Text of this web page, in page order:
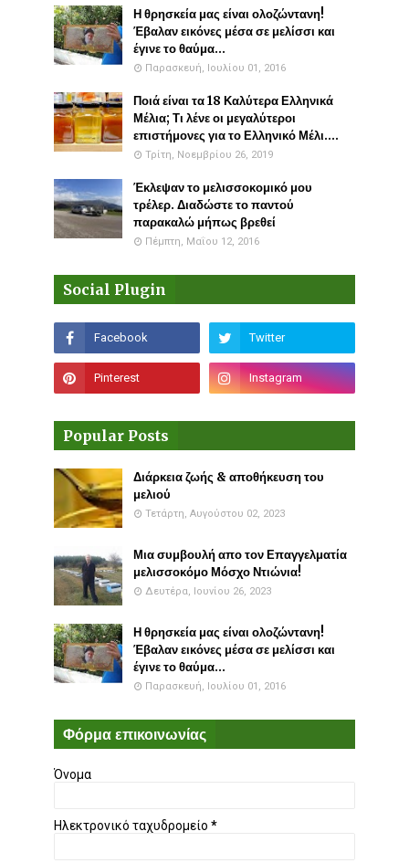
Η θρησκεία μας είναι ολοζώντανη!
Έβαλαν εικόνες μέσα σε μελίσσι και
έγινε το θαύμα...
Παρασκευή, Ιουλίου 01, 2016
Ποιά είναι τα 18 Καλύτερα Ελληνικά
Μέλια; Τι λένε οι μεγαλύτεροι
επιστήμονες για το Ελληνικό Μέλι....
Τρίτη, Νοεμβρίου 26, 2019
Έκλεψαν το μελισσοκομικό μου
τρέλερ. Διαδώστε το παντού
παρακαλώ μήπως βρεθεί
Πέμπτη, Μαΐου 12, 2016
Social Plugin
Popular Posts
Διάρκεια ζωής & αποθήκευση του
μελιού
Τετάρτη, Αυγούστου 02, 2023
Μια συμβουλή απο τον Επαγγελματία
μελισσοκόμο Μόσχο Ντιώνια!
Δευτέρα, Ιουνίου 26, 2023
Η θρησκεία μας είναι ολοζώντανη!
Έβαλαν εικόνες μέσα σε μελίσσι και
έγινε το θαύμα...
Παρασκευή, Ιουλίου 01, 2016
Φόρμα επικοινωνίας
Όνομα
Ηλεκτρονικό ταχυδρομείο *